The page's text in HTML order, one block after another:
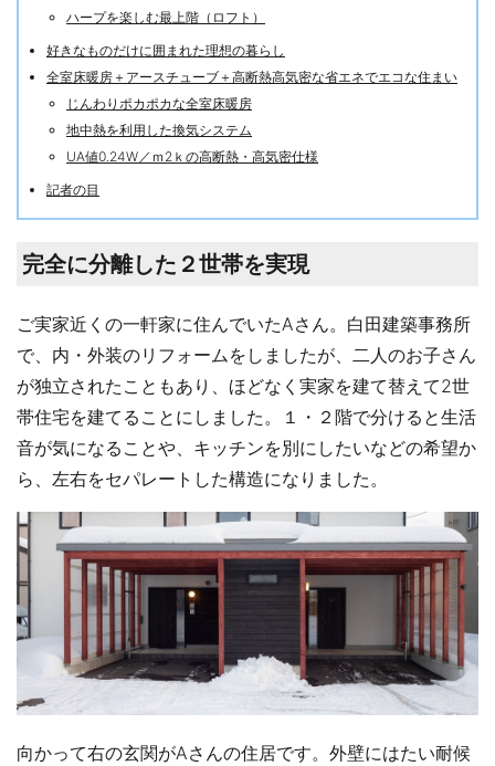
ハープを楽しむ最上階（ロフト）
好きなものだけに囲まれた理想の暮らし
全室床暖房＋アースチューブ＋高断熱高気密な省エネでエコな住まい
じんわりポカポカな全室床暖房
地中熱を利用した換気システム
UA値0.24W／ｍ2ｋの高断熱・高気密仕様
記者の目
完全に分離した２世帯を実現
ご実家近くの一軒家に住んでいたAさん。白田建築事務所
で、内・外装のリフォームをしましたが、二人のお子さん
が独立されたこともあり、ほどなく実家を建て替えて2世
帯住宅を建てることにしました。１・２階で分けると生活
音が気になることや、キッチンを別にしたいなどの希望か
ら、左右をセパレートした構造になりました。
向かって右の玄関がAさんの住居です。外壁にはたい耐候